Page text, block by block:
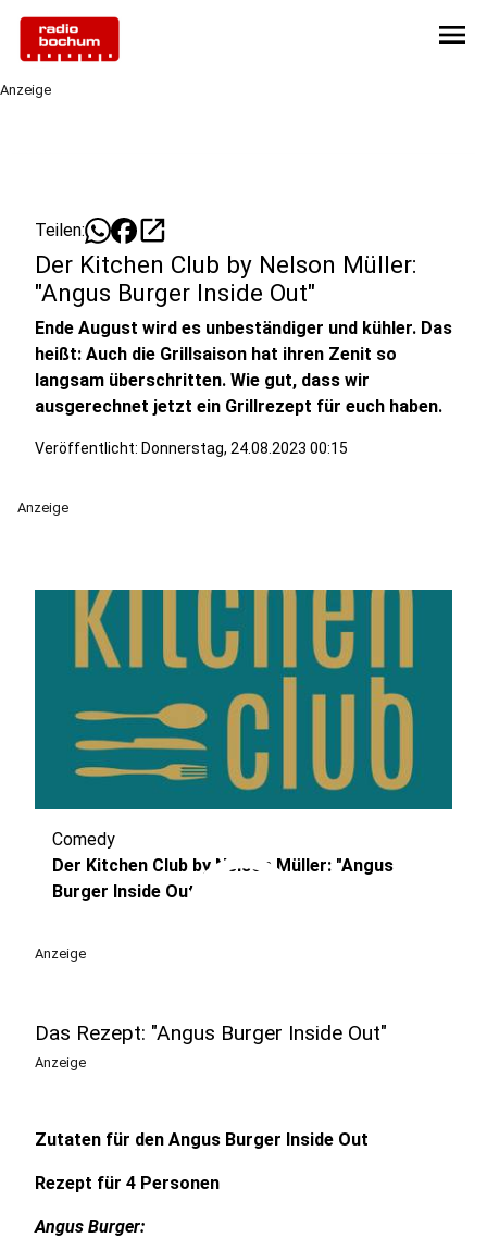
menu
Anzeige
Teilen: open_in_new
Der Kitchen Club by Nelson Müller:
"Angus Burger Inside Out"
Ende August wird es unbeständiger und kühler. Das
heißt: Auch die Grillsaison hat ihren Zenit so
langsam überschritten. Wie gut, dass wir
ausgerechnet jetzt ein Grillrezept für euch haben.
Veröffentlicht: Donnerstag, 24.08.2023 00:15
Anzeige
play_circle
Comedy
Der Kitchen Club by Nelson Müller: "Angus
Burger Inside Out"
Anzeige
Das Rezept: "Angus Burger Inside Out"
Anzeige
Zutaten für den Angus Burger Inside Out
Rezept für 4 Personen
Angus Burger: